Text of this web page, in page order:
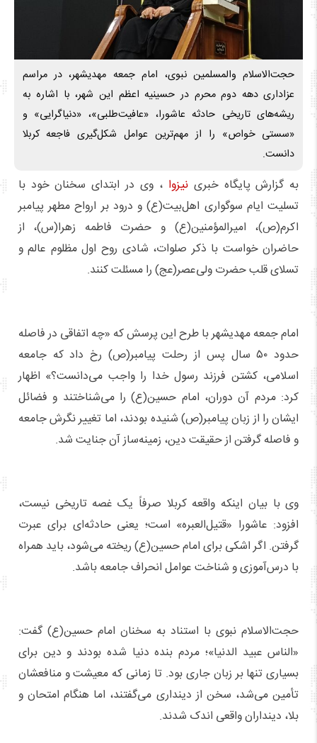
حجت‌الاسلام والمسلمین نبوی، امام جمعه مهدیشهر، در مراسم
عزاداری دهه دوم محرم در حسینیه اعظم این شهر، با اشاره به
ریشه‌های تاریخی حادثه عاشورا، «عافیت‌طلبی»، «دنیاگرایی» و
«سستی خواص» را از مهم‌ترین عوامل شکل‌گیری فاجعه کربلا
دانست.
به گزارش پایگاه خبرینیزوا ، وی در ابتدای سخنان خود با
تسلیت ایام سوگواری اهل‌بیت(ع) و درود بر ارواح مطهر پیامبر
اکرم(ص)، امیرالمؤمنین(ع) و حضرت فاطمه زهرا(س)، از
حاضران خواست با ذکر صلوات، شادی روح اول مظلوم عالم و
تسلای قلب حضرت ولی‌عصر(عج) را مسئلت کنند.
امام جمعه مهدیشهر با طرح این پرسش که «چه اتفاقی در فاصله
حدود ۵۰ سال پس از رحلت پیامبر(ص) رخ داد که جامعه
اسلامی، کشتن فرزند رسول خدا را واجب می‌دانست؟» اظهار
کرد: مردم آن دوران، امام حسین(ع) را می‌شناختند و فضائل
ایشان را از زبان پیامبر(ص) شنیده بودند، اما تغییر نگرش جامعه
و فاصله گرفتن از حقیقت دین، زمینه‌ساز آن جنایت شد.
وی با بیان اینکه واقعه کربلا صرفاً یک غصه تاریخی نیست،
افزود: عاشورا «قتیل‌العبره» است؛ یعنی حادثه‌ای برای عبرت
گرفتن. اگر اشکی برای امام حسین(ع) ریخته می‌شود، باید همراه
با درس‌آموزی و شناخت عوامل انحراف جامعه باشد.
حجت‌الاسلام نبوی با استناد به سخنان امام حسین(ع) گفت:
«الناس عبید الدنیا»؛ مردم بنده دنیا شده بودند و دین برای
بسیاری تنها بر زبان جاری بود. تا زمانی که معیشت و منافعشان
تأمین می‌شد، سخن از دینداری می‌گفتند، اما هنگام امتحان و
بلا، دینداران واقعی اندک شدند.